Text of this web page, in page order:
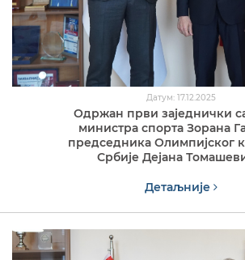
Датум: 17.12.2025
Одржан први заједнички
министра спорта Зорана
председника Олимпијског
Србије Дејана
Детаљније